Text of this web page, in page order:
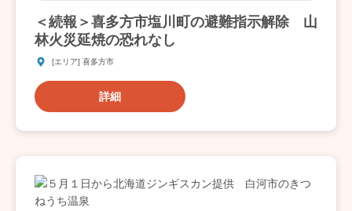
＜続報＞喜多方市塩川町の避難指示解除 山
林火災延焼の恐れなし
[エリア] 喜多方市
詳細